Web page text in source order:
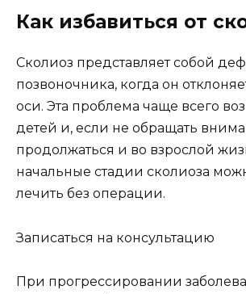
Как избавиться от
Сколиоз представляет собой
позвоночника, когда он
оси. Эта проблема чаще всего
детей и, если не обращать
продолжаться и во взрослой
начальные стадии сколиоза
лечить без операции.
Записаться на консультацию
При прогрессировании